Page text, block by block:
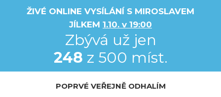
ŽIVÉ ONLINE VYSÍLÁNÍ S MIROSLAVEM
JÍLKEM 1.10. v 19:00
Zbývá už jen
248 z 500 míst.
POPRVÉ VEŘEJNĚ ODHALÍM